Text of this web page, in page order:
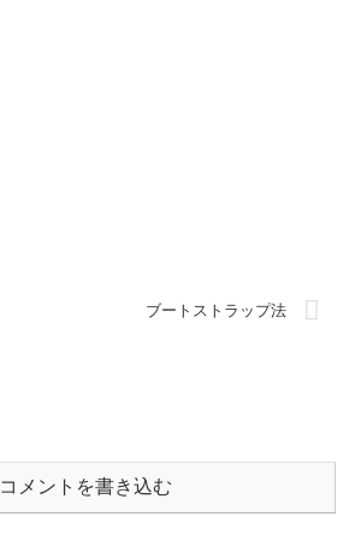
ブートストラップ法
コメントを書き込む